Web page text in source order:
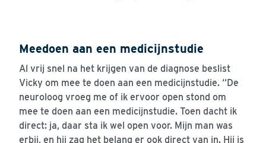
Meedoen aan een medicijnstudie
Al vrij snel na het krijgen van de diagnose beslist
Vicky om mee te doen aan een medicijnstudie. “De
neuroloog vroeg me of ik ervoor open stond om
mee te doen aan een medicijnstudie. Toen dacht ik
direct: ja, daar sta ik wel open voor. Mijn man was
erbij, en hij zag het belang er ook direct van in. Hij is